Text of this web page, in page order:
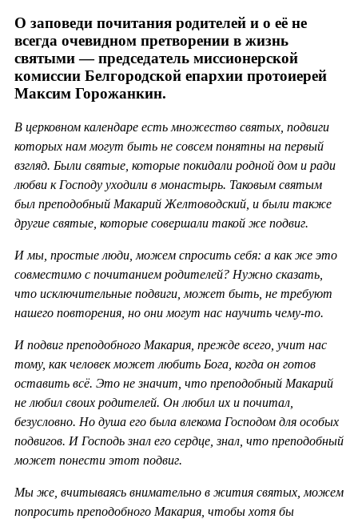
О заповеди почитания родителей и о её не
всегда очевидном претворении в жизнь
святыми — председатель миссионерской
комиссии Белгородской епархии протоиерей
Максим Горожанкин.
В церковном календаре есть множество святых, подвиги
которых нам могут быть не совсем понятны на первый
взгляд. Были святые, которые покидали родной дом и ради
любви к Господу уходили в монастырь. Таковым святым
был преподобный Макарий Желтоводский, и были также
другие святые, которые совершали такой же подвиг.
И мы, простые люди, можем спросить себя: а как же это
совместимо с почитанием родителей? Нужно сказать,
что исключительные подвиги, может быть, не требуют
нашего повторения, но они могут нас научить чему-то.
И подвиг преподобного Макария, прежде всего, учит нас
тому, как человек может любить Бога, когда он готов
оставить всё. Это не значит, что преподобный Макарий
не любил своих родителей. Он любил их и почитал,
безусловно. Но душа его была влекома Господом для особых
подвигов. И Господь знал его сердце, знал, что преподобный
может понести этот подвиг.
Мы же, вчитываясь внимательно в жития святых, можем
попросить преподобного Макария, чтобы хотя бы